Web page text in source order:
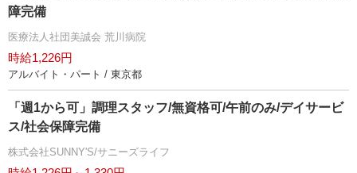
障完備
医療法人社団美誠会 荒川病院
時給1,226円
アルバイト・パート / 東京都
「週1から可」調理スタッフ/無資格可/午前のみ/デイサービ
ス/社会保障完備
株式会社SUNNY'S/サニーズライフ